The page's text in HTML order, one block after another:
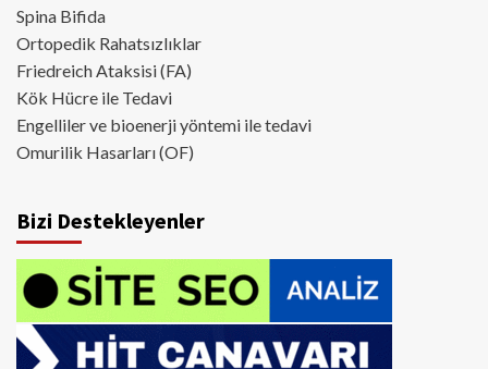
Spina Bifida
Ortopedik Rahatsızlıklar
Friedreich Ataksisi (FA)
Kök Hücre ile Tedavi
Engelliler ve bioenerji yöntemi ile tedavi
Omurilik Hasarları (OF)
Bizi Destekleyenler